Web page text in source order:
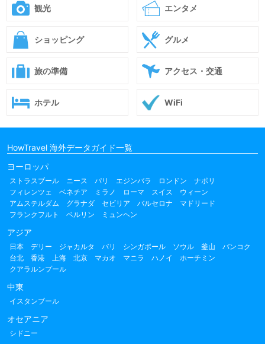
観光 エンタメ
ショッピング グルメ
旅の準備 アクセス・交通
ホテル WiFi
HowTravel 海外データガイド一覧
ヨーロッパ
ストラスブール ニース パリ エジンバラ ロンドン
ナポリ
フィレンツェ
ベネチア ミラノ ローマ スイス
ウィーン
アムステルダム
グラナダ セビリア バルセロナ
マドリード
フランクフルト
ベルリン ミュンヘン
アジア
日本 デリー ジャカルタ バリ シンガポール ソウル 釜山
バンコク
台北
香港 上海 北京 マカオ マニラ ハノイ
ホーチミン
クアラルンプール
中東
イスタンブール
オセアニア
シドニー